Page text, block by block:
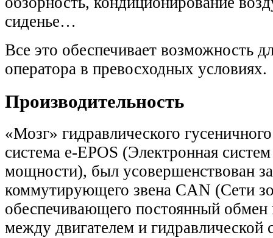
сиденье…
Все это обеспечивает возможность
оператора в превосходных условиях.
Производительность
«Мозг» гидравлического
система e-EPOS (Электронная
мощности), был усовершенствован
коммутирующего звена CAN (Сети
обеспечивающего постоянный
между двигателем и гидравлической